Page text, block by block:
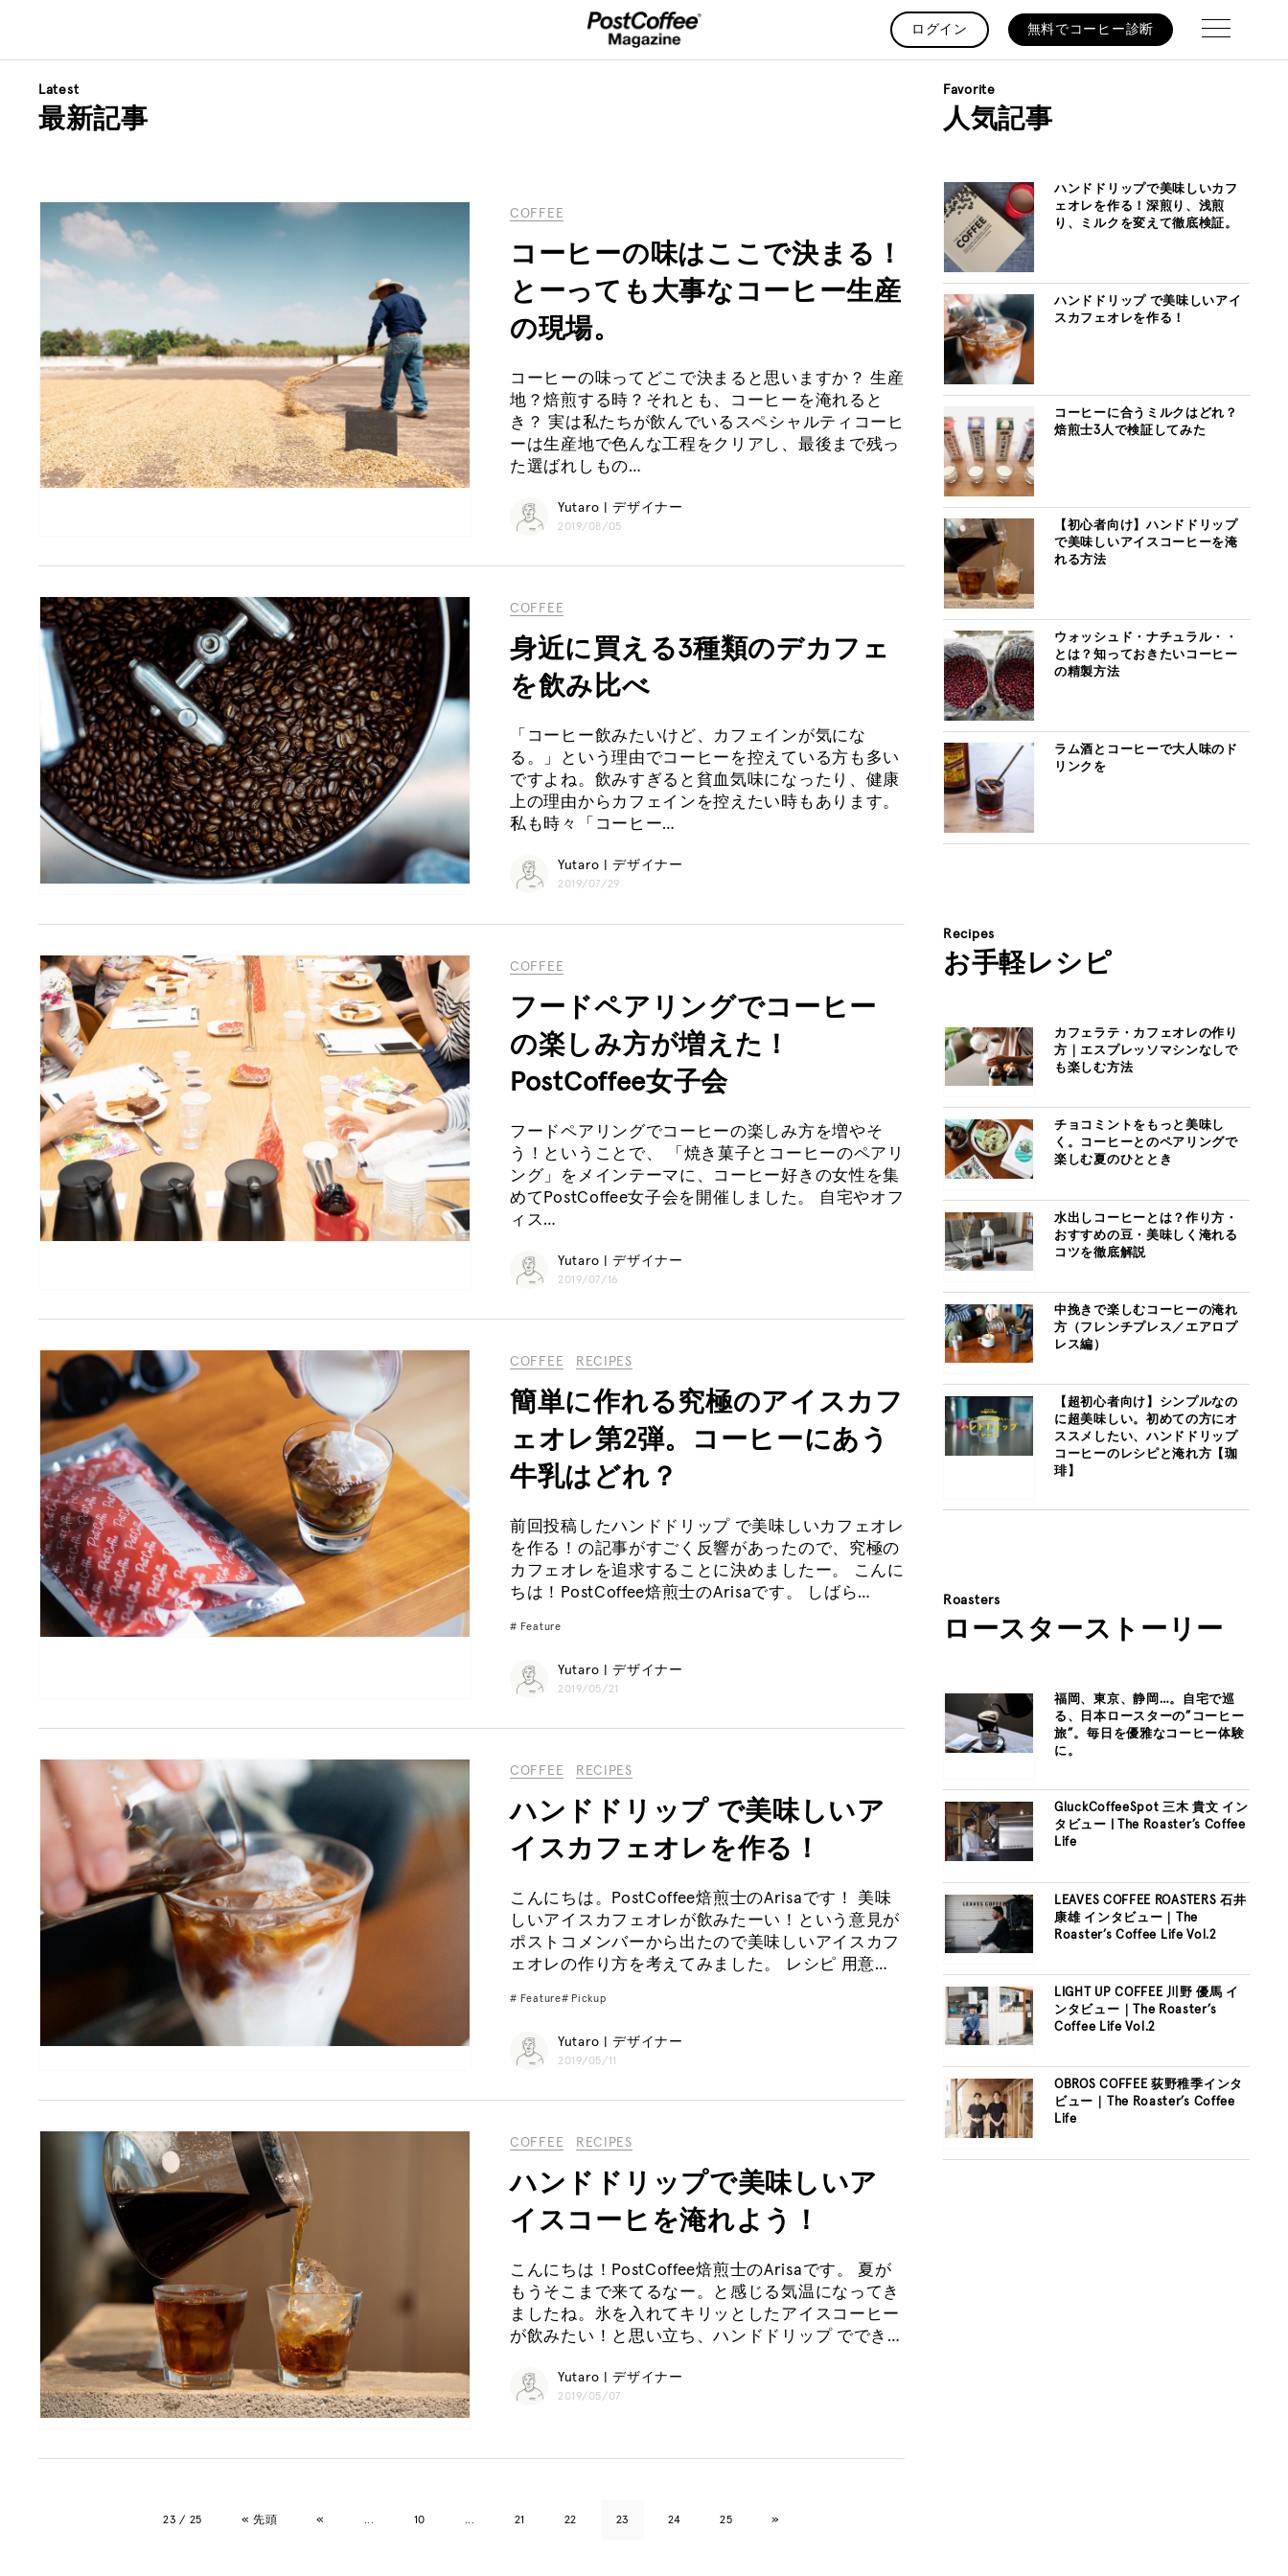
ログイン 無料でコーヒー診断
Latest
最新記事
COFFEE
コーヒーの味はここで決まる！
とーっても大事なコーヒー生産
の現場。
コーヒーの味ってどこで決まると思いますか？ 生産
地？焙煎する時？それとも、コーヒーを淹れると
き？ 実は私たちが飲んでいるスペシャルティコーヒ
ーは生産地で色んな工程をクリアし、最後まで残っ
た選ばれしもの…
Yutaro | デザイナー
2019/08/05
COFFEE
身近に買える3種類のデカフェ
を飲み比べ
「コーヒー飲みたいけど、カフェインが気にな
る。」という理由でコーヒーを控えている方も多い
ですよね。飲みすぎると貧血気味になったり、健康
上の理由からカフェインを控えたい時もあります。
私も時々「コーヒー…
Yutaro | デザイナー
2019/07/29
COFFEE
フードペアリングでコーヒー
の楽しみ方が増えた！
PostCoffee女子会
フードペアリングでコーヒーの楽しみ方を増やそ
う！ということで、 「焼き菓子とコーヒーのペアリ
ング」をメインテーマに、コーヒー好きの女性を集
めてPostCoffee女子会を開催しました。 自宅やオフ
ィス…
Yutaro | デザイナー
2019/07/16
COFFEE RECIPES
簡単に作れる究極のアイスカフ
ェオレ第2弾。コーヒーにあう
牛乳はどれ？
前回投稿したハンドドリップ で美味しいカフェオレ
を作る！の記事がすごく反響があったので、究極の
カフェオレを追求することに決めましたー。 こんに
ちは！PostCoffee焙煎士のArisaです。 しばら…
Feature
Yutaro | デザイナー
2019/05/21
COFFEE RECIPES
ハンドドリップ で美味しいア
イスカフェオレを作る！
こんにちは。PostCoffee焙煎士のArisaです！ 美味
しいアイスカフェオレが飲みたーい！という意見が
ポストコメンバーから出たので美味しいアイスカフ
ェオレの作り方を考えてみました。 レシピ 用意…
Feature Pickup
Yutaro | デザイナー
2019/05/11
COFFEE RECIPES
ハンドドリップで美味しいア
イスコーヒを淹れよう！
こんにちは！PostCoffee焙煎士のArisaです。 夏が
もうそこまで来てるなー。と感じる気温になってき
ましたね。氷を入れてキリッとしたアイスコーヒー
が飲みたい！と思い立ち、ハンドドリップ ででき…
Yutaro | デザイナー
2019/05/07
23 / 25 « 先頭 « ... 10 ... 21 22 23 24 25 »
Favorite
人気記事
ハンドドリップで美味しいカフ
ェオレを作る！深煎り、浅煎
り、ミルクを変えて徹底検証。
ハンドドリップ で美味しいアイ
スカフェオレを作る！
コーヒーに合うミルクはどれ？
焙煎士3人で検証してみた
【初心者向け】ハンドドリップ
で美味しいアイスコーヒーを淹
れる方法
ウォッシュド・ナチュラル・・
とは？知っておきたいコーヒー
の精製方法
ラム酒とコーヒーで大人味のド
リンクを
Recipes
お手軽レシピ
カフェラテ・カフェオレの作り
方｜エスプレッソマシンなしで
も楽しむ方法
チョコミントをもっと美味し
く。コーヒーとのペアリングで
楽しむ夏のひととき
水出しコーヒーとは？作り方・
おすすめの豆・美味しく淹れる
コツを徹底解説
中挽きで楽しむコーヒーの淹れ
方（フレンチプレス／エアロプ
レス編）
【超初心者向け】シンプルなの
に超美味しい。初めての方にオ
ススメしたい、ハンドドリップ
コーヒーのレシピと淹れ方【珈
琲】
Roasters
ロースターストーリー
福岡、東京、静岡…。自宅で巡
る、日本ロースターの”コーヒー
旅”。毎日を優雅なコーヒー体験
に。
GluckCoffeeSpot 三木 貴文 イン
タビュー | The Roaster’s Coffee
Life
LEAVES COFFEE ROASTERS 石井
康雄 インタビュー｜The
Roaster’s Coffee Life Vol.2
LIGHT UP COFFEE 川野 優馬 イ
ンタビュー｜The Roaster’s
Coffee Life Vol.2
OBROS COFFEE 荻野稚季インタ
ビュー｜The Roaster’s Coffee
Life